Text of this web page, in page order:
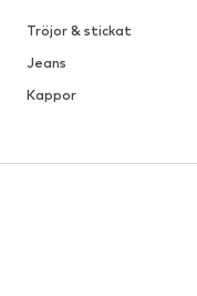
Tröjor & stickat
Jeans
Kappor